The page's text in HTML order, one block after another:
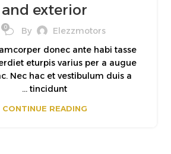
and exterior
By Elezzmotors
0
donec ante habi tasse
eturpis varius per a augue
Nec hac et vestibulum duis a
tincidunt ...
CONTINUE READING